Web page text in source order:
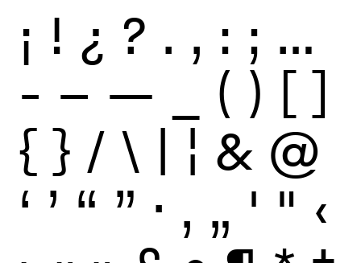
¡ ! ¿ ? . , : ; …
- – — ( ) [ ]
{ } / \ | ¦ & @
‘ ’ “ ” · ‚ „ ' " ‹